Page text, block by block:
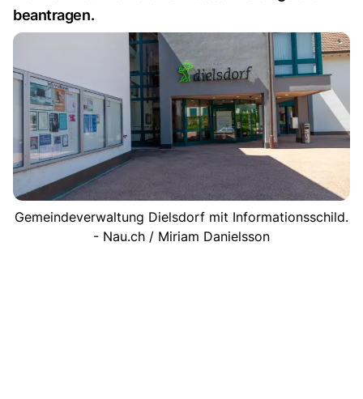
beantragen.
Gemeindeverwaltung Dielsdorf mit Informationsschild.
- Nau.ch / Miriam Danielsson